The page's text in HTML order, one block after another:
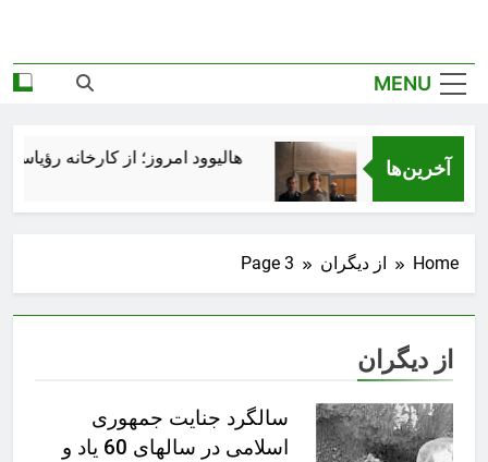
MENU
آخرین‌ها هالیوود امروز؛ از کارخانه
Home از دیگران Page 3
از دیگران
سالگرد جنایت جمهوری
اسلامی در سالهای 60 یاد و